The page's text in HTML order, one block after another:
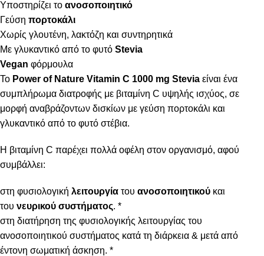
Υποστηρίζει το ανοσοποιητικό
Γεύση πορτοκάλι
Χωρίς γλουτένη, λακτόζη και συντηρητικά
Με γλυκαντικό από το φυτό Stevia
Vegan φόρμουλα
Το Power of Nature Vitamin C 1000 mg Stevia είναι ένα
συμπλήρωμα διατροφής με βιταμίνη C υψηλής ισχύος, σε
μορφή αναβράζοντων δισκίων με γεύση πορτοκάλι και
γλυκαντικό από το φυτό στέβια.
Η βιταμίνη C παρέχει πολλά οφέλη στον οργανισμό, αφού
συμβάλλει:
στη φυσιολογική λειτουργία του ανοσοποιητικού και
του νευρικού συστήματος. *
στη διατήρηση της φυσιολογικής λειτουργίας του
ανοσοποιητικού συστήματος κατά τη διάρκεια & μετά από
έντονη σωματική άσκηση. *